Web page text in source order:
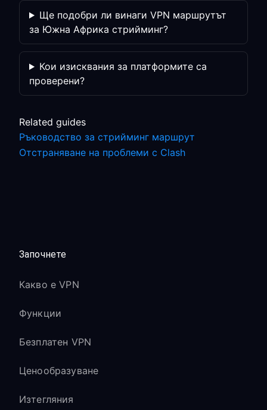
Ще подобри ли винаги VPN маршрутът
за Южна Африка стрийминг?
Кои изисквания за платформите са
проверени?
Related guides
Ръководство за стрийминг маршрут
Отстраняване на проблеми с Clash
Започнете
Какво е VPN
Функции
Безплатен VPN
Ценообразуване
Изтегляния